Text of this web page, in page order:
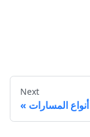
Next
أنواع المسارات